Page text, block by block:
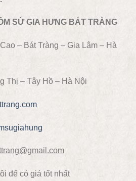
SỨ GIA HƯNG BÁT TRÀNG
– Bát Tràng – Gia Lâm – Hà
Thị – Tây Hồ – Hà Nội
để có giá tốt nhất